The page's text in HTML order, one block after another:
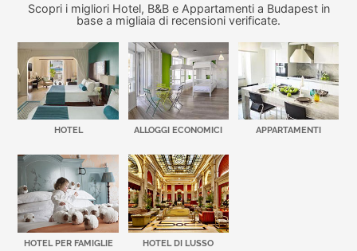
Scopri i migliori Hotel, B&B e Appartamenti a Budapest in
base a migliaia di recensioni verificate.
HOTEL ALLOGGI ECONOMICI APPARTAMENTI
HOTEL PER FAMIGLIE HOTEL DI LUSSO